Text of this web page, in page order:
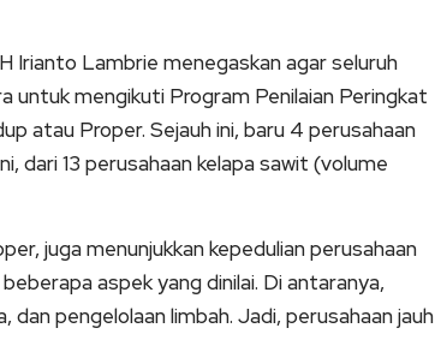
Irianto Lambrie menegaskan agar seluruh
untuk mengikuti Program Penilaian Peringkat
atau Proper. Sejauh ini, baru 4 perusahaan
dari 13 perusahaan kelapa sawit (volume
juga menunjukkan kepedulian perusahaan
aspek yang dinilai. Di antaranya,
dan pengelolaan limbah. Jadi, perusahaan jauh